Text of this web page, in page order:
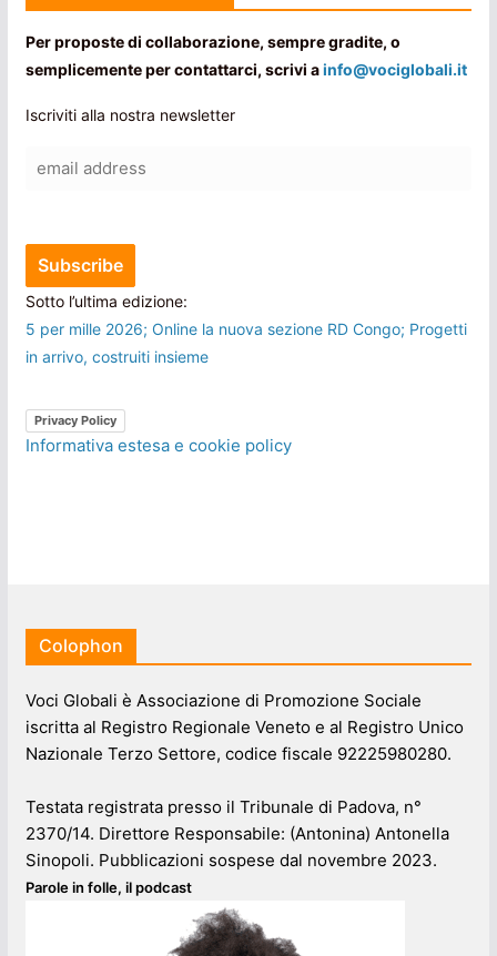
Per proposte di collaborazione, sempre gradite, o
semplicemente per contattarci, scrivi ainfo@vociglobali.it
Iscriviti alla nostra newsletter
Sotto l’ultima edizione:
5 per mille 2026; Online la nuova sezione RD Congo; Progetti
in arrivo, costruiti insieme
Privacy Policy
Informativa estesa e cookie policy
Colophon
Voci Globali è Associazione di Promozione Sociale
iscritta al Registro Regionale Veneto e al Registro Unico
Nazionale Terzo Settore, codice fiscale 92225980280.
Testata registrata presso il Tribunale di Padova, n°
2370/14. Direttore Responsabile: (Antonina) Antonella
Sinopoli. Pubblicazioni sospese dal novembre 2023.
Parole in folle, il podcast